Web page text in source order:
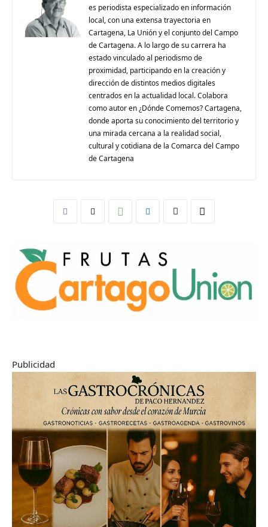
es periodista especializado en información
local, con una extensa trayectoria en
Cartagena, La Unión y el conjunto del Campo
de Cartagena. A lo largo de su carrera ha
estado vinculado al periodismo de
proximidad, participando en la creación y
dirección de distintos medios digitales
centrados en la actualidad local. Colabora
como autor en ¿Dónde Comemos? Cartagena,
donde aporta su conocimiento del territorio y
una mirada cercana a la realidad social,
cultural y cotidiana de la Comarca del Campo
de Cartagena
Publicidad